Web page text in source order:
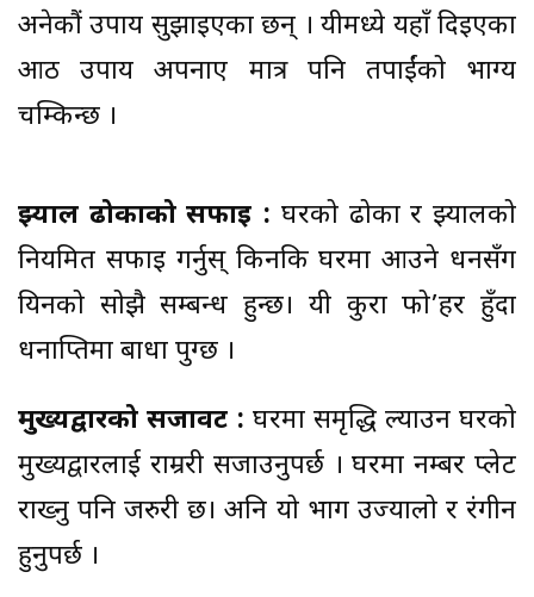
अनेकौं उपाय सुझाइएका छन् । यीमध्ये यहाँ दिइएका
आठ उपाय अपनाए मात्र पनि तपाईंको भाग्य
चम्किन्छ ।
झ्याल ढोकाको सफाइ : घरको ढोका र झ्यालको
नियमित सफाइ गर्नुस् किनकि घरमा आउने धनसँग
यिनको सोझै सम्बन्ध हुन्छ। यी कुरा फो’हर हुँदा
धनप्राप्तिमा बाधा पुग्छ ।
मुख्यद्वारको सजावट : घरमा समृद्धि ल्याउन घरको
मुख्यद्वारलाई राम्ररी सजाउनुपर्छ । घरमा नम्बर प्लेट
राख्नु पनि जरुरी छ। अनि यो भाग उज्यालो र रंगीन
हुनुपर्छ ।